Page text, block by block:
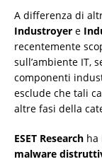
A differenza di
Industroyer e
recentemente
sull’ambiente IT,
componenti
esclude che tali
altre fasi della
ESET Research ha
malware